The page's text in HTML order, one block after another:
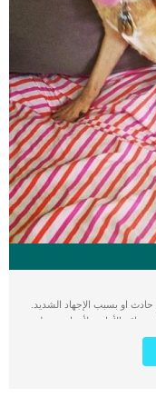
او بسبب الإجهاد الشديد.
الأمامية لأسباب مختلفة
البيطرى بأقصى سرعة حتى لا
يمكن ان يصاب الساق بسبب
كلبك الامامية او كسرها